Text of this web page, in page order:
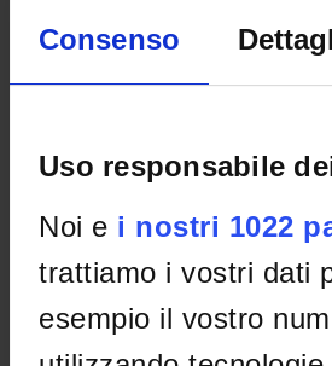
Consenso
Uso responsabile
Noi e i nostri 1022
trattiamo i vostri dati
esempio il vostro
Home Teaching Seminars
No recent seminar found relating to
COURSES